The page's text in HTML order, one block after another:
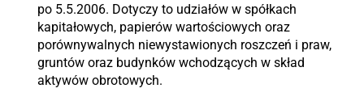
po 5.5.2006. Dotyczy to udziałów w spółkach
kapitałowych, papierów wartościowych oraz
porównywalnych niewystawionych roszczeń i praw,
gruntów oraz budynków wchodzących w skład
aktywów obrotowych.